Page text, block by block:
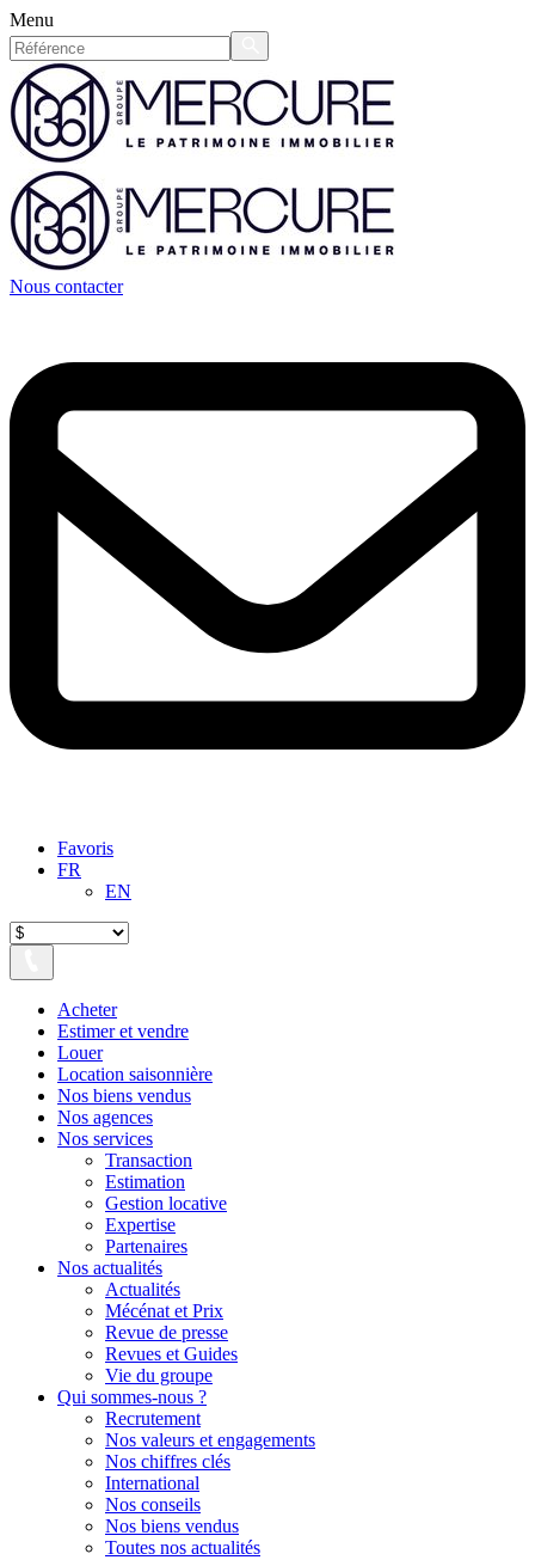
Menu
Nous contacter
Favoris
FR
EN
Acheter
Estimer et vendre
Louer
Location saisonnière
Nos biens vendus
Nos agences
Nos services
Transaction
Estimation
Gestion locative
Expertise
Partenaires
Nos actualités
Actualités
Mécénat et Prix
Revue de presse
Revues et Guides
Vie du groupe
Qui sommes-nous ?
Recrutement
Nos valeurs et engagements
Nos chiffres clés
International
Nos conseils
Nos biens vendus
Toutes nos actualités